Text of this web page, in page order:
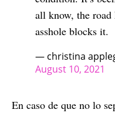
all know, the road
asshole blocks it.
— christina
August 10, 2021
En caso de que no lo